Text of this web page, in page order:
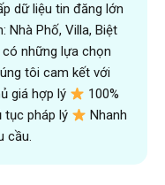
dữ liệu tin đăng lớn
Nhà Phố, Villa, Biệt
có những lựa chọn
tôi cam kết với
giá hợp lý
100%
tục pháp lý
Nhanh
cầu.